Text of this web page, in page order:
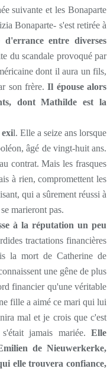
suivante et les Bonaparte
Bonaparte- s'est retirée à
entre diverses
du scandale provoqué par
dont il aura un fils,
son frère.Il épouse alors
dont Mathilde est la
exil. Elle a seize ans lorsque
âgé de vingt-huit ans.
contrat. Mais les frasques
à rien, compromettent les
qui a sûrement réussi à
marieront pas.
à la réputation un peu
tractations financières
la mort de Catherine de
une gêne de plus
financier qu'une véritable
fille a aimé ce mari qui lui
mal et je crois que c'est
jamais mariée. Elle
de Nieuwerkerke,
elle trouvera confiance,